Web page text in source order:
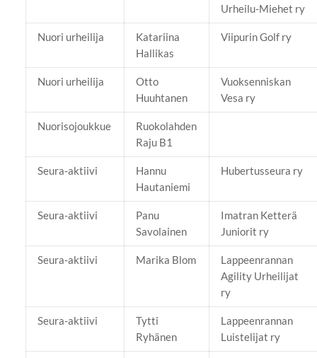
Urheilu-Miehet ry
Nuori urheilija
Katariina
Hallikas
Viipurin Golf ry
Nuori urheilija
Otto
Huuhtanen
Vuoksenniskan
Vesa ry
Nuorisojoukkue
Ruokolahden
Raju B1
Seura-aktiivi
Hannu
Hautaniemi
Hubertusseura ry
Seura-aktiivi
Panu
Savolainen
Imatran Ketterä
Juniorit ry
Seura-aktiivi Marika Blom
Lappeenrannan
Agility Urheilijat
ry
Seura-aktiivi
Tytti
Ryhänen
Lappeenrannan
Luistelijat ry